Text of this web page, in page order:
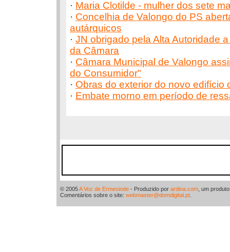
· Maria Clotilde - mulher dos sete
· Concelhia de Valongo do PS
autárquicos
· JN obrigado pela Alta Autoridade
da Câmara
· Câmara Municipal de Valongo
do Consumidor"
· Obras do exterior do novo edifício
· Embate morno em período de
© 2005A Voz de Ermesinde - Produzido por ardina.com , um
Comentários sobre o site: webmaster@domdigital.pt